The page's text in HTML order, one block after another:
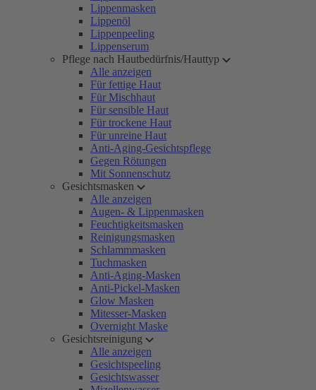
Lippenmasken
Lippenöl
Lippenpeeling
Lippenserum
Pflege nach Hautbedürfnis/Hauttyp
Alle anzeigen
Für fettige Haut
Für Mischhaut
Für sensible Haut
Für trockene Haut
Für unreine Haut
Anti-Aging-Gesichtspflege
Gegen Rötungen
Mit Sonnenschutz
Gesichtsmasken
Alle anzeigen
Augen- & Lippenmasken
Feuchtigkeitsmasken
Reinigungsmasken
Schlammmasken
Tuchmasken
Anti-Aging-Masken
Anti-Pickel-Masken
Glow Masken
Mitesser-Masken
Overnight Maske
Gesichtsreinigung
Alle anzeigen
Gesichtspeeling
Gesichtswasser